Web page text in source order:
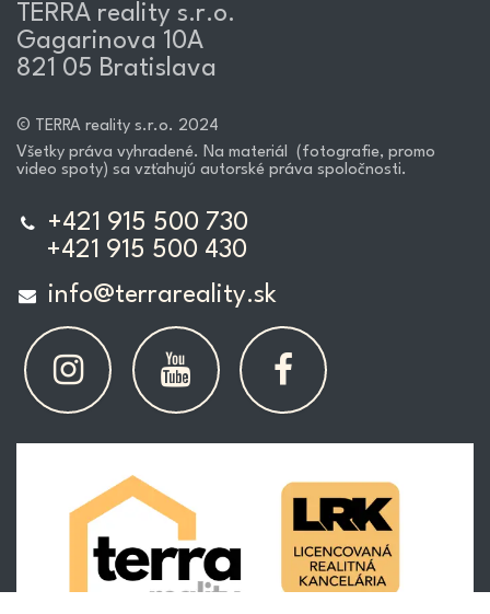
TERRA reality s.r.o.​
Gagarinova 10A
821 05 Bratislava
© TERRA reality s.r.o. 2024
Všetky práva vyhradené. Na materiál (fotografie, promo
video spoty) sa vzťahujú autorské práva spoločnosti.
+421 915 500 730
+421 915 500 430
info@terrareality.sk